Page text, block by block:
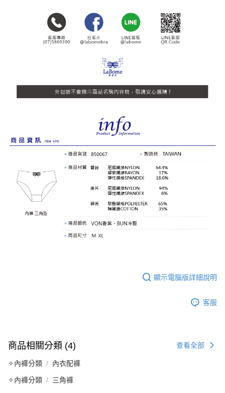
顯示電腦版詳細說明
客服
商品相關分類 (4) 查看全部
✧內褲分類 內衣配褲
✧內褲分類 三角褲